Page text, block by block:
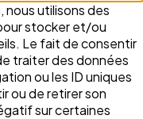
nous utilisons des
stocker et/ou
Le fait de consentir
traiter des données
ou les ID uniques
ou de retirer son
sur certaines